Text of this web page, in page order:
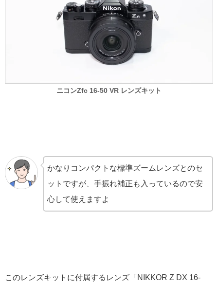
ニコンZfc 16-50 VR レンズキット
かなりコンパクトな標準ズームレンズとのセ
ットですが、手振れ補正も入っているので安
心して使えますよ
このレンズキットに付属するレンズ「NIKKOR Z DX 16-